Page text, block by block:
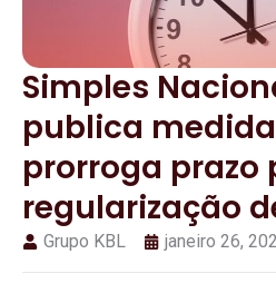
Simples
publica
prorroga prazo
regularização
Grupo KBL janeiro 26,